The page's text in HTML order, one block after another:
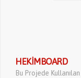
HEKIMBOARD
Bu Projede